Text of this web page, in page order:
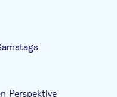
Perspektive